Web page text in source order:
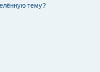
тему?